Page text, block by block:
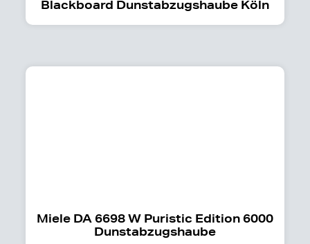
Blackboard Dunstabzugshaube Köln
Miele DA 6698 W Puristic Edition 6000
Dunstabzugshaube